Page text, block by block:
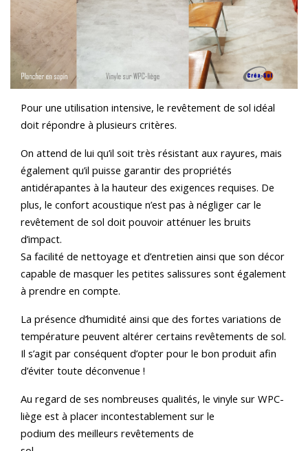
Pour une utilisation intensive, le revêtement de sol idéal
doit répondre à plusieurs critères.
On attend de lui qu’il soit très résistant aux rayures, mais
également qu’il puisse garantir des propriétés
antidérapantes à la hauteur des exigences requises. De
plus, le confort acoustique n’est pas à négliger car le
revêtement de sol doit pouvoir atténuer les bruits
d’impact.
Sa facilité de nettoyage et d’entretien ainsi que son décor
capable de masquer les petites salissures sont également
à prendre en compte.
La présence d’humidité ainsi que des fortes variations de
température peuvent altérer certains revêtements de sol.
Il s’agit par conséquent d’opter pour le bon produit afin
d’éviter toute déconvenue !
Au regard de ses nombreuses qualités, le vinyle sur WPC-
liège est à placer incontestablement sur le
podium des meilleurs revêtements de